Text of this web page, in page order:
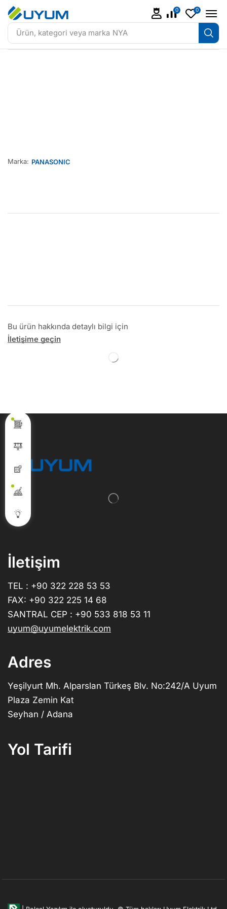
Ürün, kategori veya marka NYA
0 0
Marka: PANASONIC
Bu ürün hakkında detaylı bilgi için
İletişime geçin
İletişim
TEL : +90 322 228 53 53
FAX: +90 322 225 14 68
SANTRAL CEP : +90 533 818 53 11
uyum@uyumelektrik.com
Adres
Yeşilyurt Mh. Alparslan Türkeş Blv. No:242/A Uyum
Plaza Zemin Kat
Seyhan / Adana
Yol Tarifi